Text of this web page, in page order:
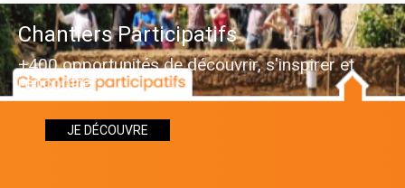
Chantiers Participatifs
+400 opportunités de découvrir, s'inspirer et
rencontrer
JE DÉCOUVRE